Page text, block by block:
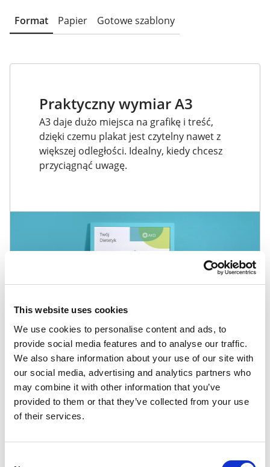
This website uses cookies
We use cookies to personalise content and ads, to
provide social media features and to analyse our traffic.
We also share information about your use of our site with
our social media, advertising and analytics partners who
may combine it with other information that you’ve
provided to them or that they’ve collected from your use
of their services.
Format Papier Gotowe szablony
Praktyczny wymiar A3
A3 daje dużo miejsca na grafikę i treść,
dzięki czemu plakat jest czytelny nawet z
większej odległości. Idealny, kiedy chcesz
przyciągnąć uwagę.
Inne szablony